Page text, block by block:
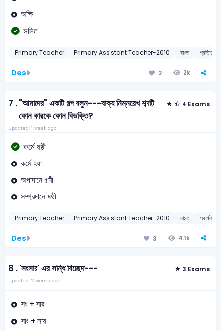
অক্ষি
সলিল
Primary Teacher Primary Assistant Teacher-2010 বাংলা প্রতিশব্দ/
Des 2 2k
7 ."আমাদের" একটি গল্প বলুন---বাক্য নিম্নরেখ শব্দটি
কোন কারকে কোন বিভক্তি?
4 Exams
Updated: 1 week ago
কর্মে ষষ্ঠী
কর্মে ২য়া
অপাদানে ৫মী
সম্প্রদানে ষষ্ঠী
Primary Teacher Primary Assistant Teacher-2010 বাংলা সকর্মক
Des 3 4.1k
8 .'সংসার' এর সন্ধি বিচ্ছেদ--- 3 Exams
Updated: 2 weeks ago
সং + সার
সাং + সার